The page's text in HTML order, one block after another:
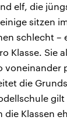
elf, die
sitzen
schlecht –
Klasse. Sie
voneinander
die
Klassen